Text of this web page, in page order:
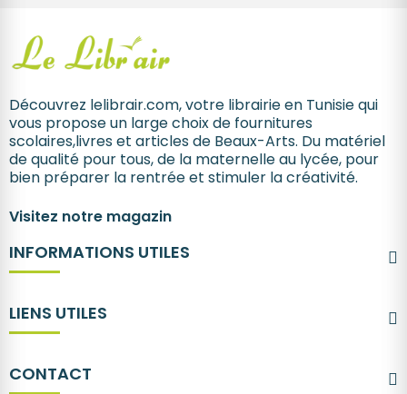
Découvrez lelibrair.com, votre librairie en Tunisie qui
vous propose un large choix de fournitures
scolaires,livres et articles de Beaux-Arts. Du matériel
de qualité pour tous, de la maternelle au lycée, pour
bien préparer la rentrée et stimuler la créativité.
Visitez notre magazin
INFORMATIONS UTILES
LIENS UTILES
CONTACT